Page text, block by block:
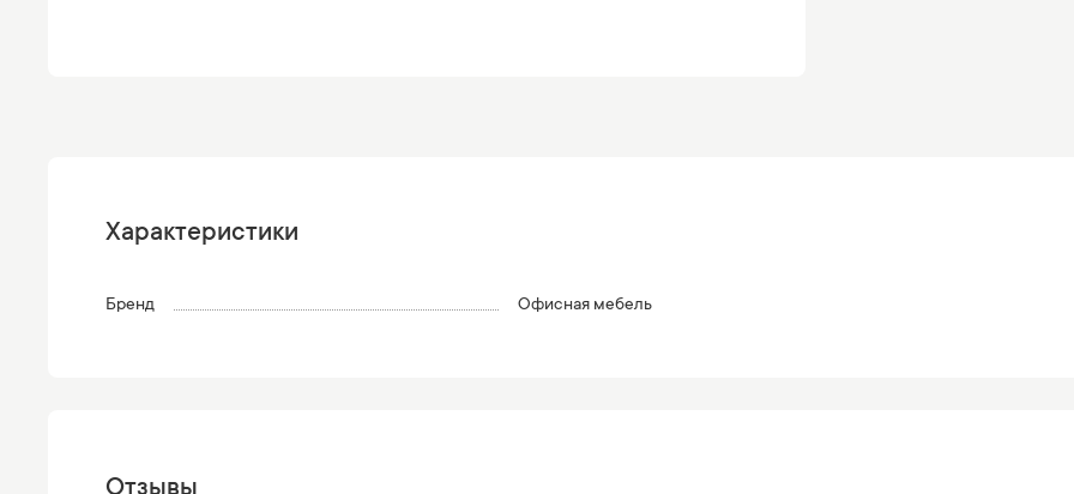
Характеристики
Бренд Офисная мебель